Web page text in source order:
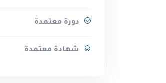
دورة معتمدة
شهادة معتمدة